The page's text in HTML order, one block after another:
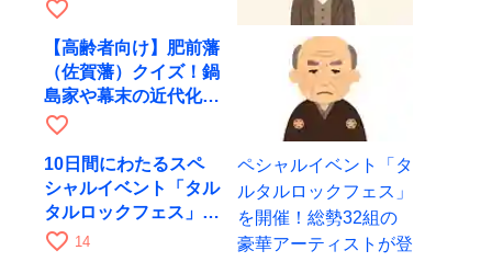
を出題
favorite_border
【高齢者向け】肥前藩
（佐賀藩）クイズ！鍋
島家や幕末の近代化に
まつわる問題
favorite_border
10日間にわたるスペ
シャルイベント「タル
タルロックフェス」を
開催！総勢32組の豪
favorite_border 14